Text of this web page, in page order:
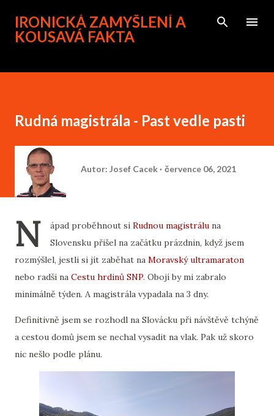
Přeskočit na hlavní obsah
IRONICKÁ ZAMYŠLENÍ A
KOUSAVÁ FAKTA
Rudná magistrála - Past vedle pasti
Autor: Josef Cacek července 06, 2021
N ápad proběhnout si Rudnou magistrálu na
Slovensku přišel na začátku prázdnin, když jsem
rozmýšlel, jestli si jít zaběhat na Moravský ultramaraton
nebo radši na Cestu hrdinů SNP. Obojí by mi zabralo
minimálně týden. A magistrála vypadala na 3 dny.
Definitivně jsem se rozhodl na Slovácku při návštěvě tchýně
a cestou domů jsem se nechal vysadit na vlak. Pak už skoro
nic nešlo podle plánu.